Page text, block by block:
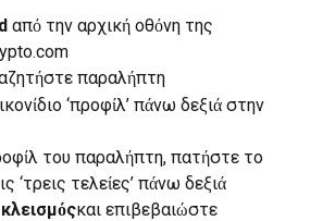
από την αρχική οθόνη της
παραλήπτη
‘προφίλ’ πάνω δεξιά στην
του παραλήπτη, πατήστε το
‘τρεις τελείες’ πάνω δεξιά
και επιβεβαιώστε